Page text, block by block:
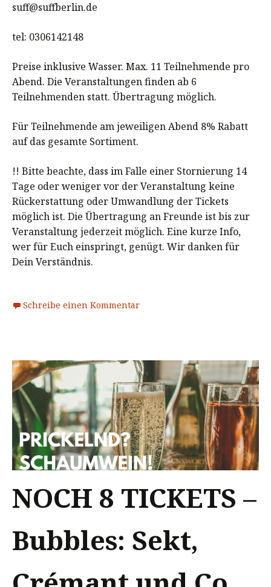
suff@suffberlin.de
tel: 0306142148
Preise inklusive Wasser. Max. 11 Teilnehmende pro
Abend. Die Veranstaltungen finden ab 6
Teilnehmenden statt. Übertragung möglich.
Für Teilnehmende am jeweiligen Abend 8% Rabatt
auf das gesamte Sortiment.
!! Bitte beachte, dass im Falle einer Stornierung 14
Tage oder weniger vor der Veranstaltung keine
Rückerstattung oder Umwandlung der Tickets
möglich ist. Die Übertragung an Freunde ist bis zur
Veranstaltung jederzeit möglich. Eine kurze Info,
wer für Euch einspringt, genügt. Wir danken für
Dein Verständnis.
Schreibe einen Kommentar
NOCH 8 TICKETS –
Bubbles: Sekt,